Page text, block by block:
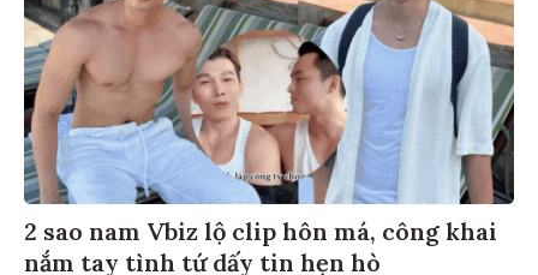
2 sao nam Vbiz lộ clip hôn má, công khai
nắm tay tình tứ dấy tin hẹn hò